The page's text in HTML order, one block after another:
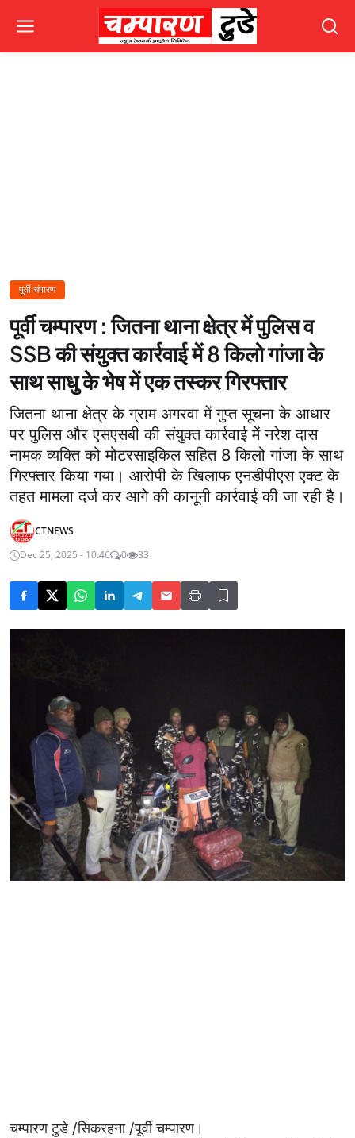
पूर्वी चंपारण
पूर्वी चम्पारण : जितना थाना क्षेत्र में पुलिस व
SSB की संयुक्त कार्रवाई में 8 किलो गांजा के
साथ साधु के भेष में एक तस्कर गिरफ्तार
जितना थाना क्षेत्र के ग्राम अगरवा में गुप्त सूचना के आधार
पर पुलिस और एसएसबी की संयुक्त कार्रवाई में नरेश दास
नामक व्यक्ति को मोटरसाइकिल सहित 8 किलो गांजा के साथ
गिरफ्तार किया गया। आरोपी के खिलाफ एनडीपीएस एक्ट के
तहत मामला दर्ज कर आगे की कानूनी कार्रवाई की जा रही है।
CTNEWS
Dec 25, 2025 - 10:46
0 33
चम्पारण टुडे /सिकरहना /पूर्वी चम्पारण।